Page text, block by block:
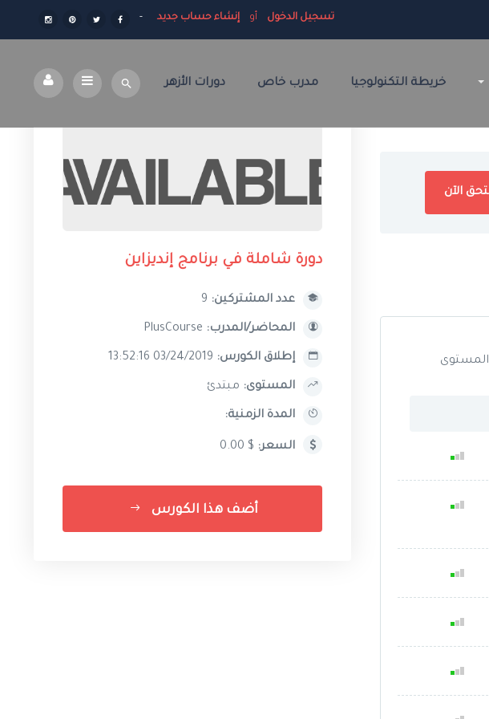
تسجيل الدخول أو إنشاء حساب جديد
خريطة التكنولوجيا مدرب خاص دورات الأزهر
دورة شاملة في برنامج إنديزاين
عدد المشتركين:
المحاضر/المدرب:
إطلاق الكورس:
المستوى: مبتدئ
المدة الزمنية:
السعر: $ 0.00
أضف هذا الكورس
المستوى